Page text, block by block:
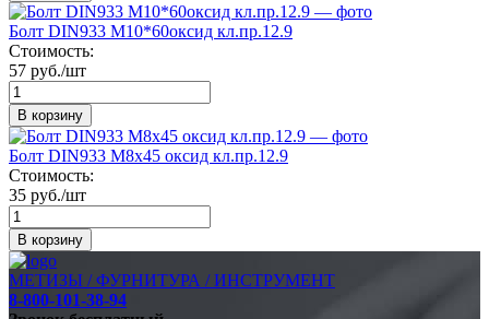
Болт DIN933 М10*60оксид кл.пр.12.9
Стоимость:
57 руб./шт
В корзину
Болт DIN933 М8х45 оксид кл.пр.12.9
Стоимость:
35 руб./шт
В корзину
МЕТИЗЫ / ФУРНИТУРА / ИНСТРУМЕНТ
8-800-101-38-94